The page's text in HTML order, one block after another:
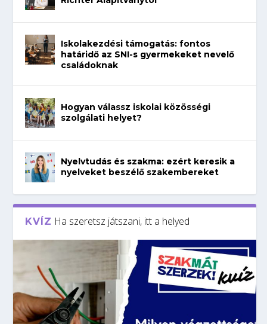
Iskolakezdési támogatás: fontos
határidő az SNI-s gyermekeket nevelő
családoknak
Hogyan válassz iskolai közösségi
szolgálati helyet?
Nyelvtudás és szakma: ezért keresik a
nyelveket beszélő szakembereket
KVÍZ Ha szeretsz játszani, itt a helyed